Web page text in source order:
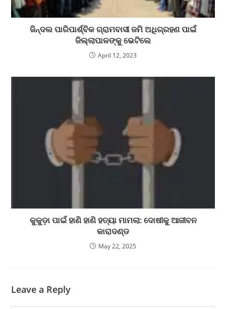
ଜିନ୍ଦଲ ପାରିପାର୍ଶ୍ବିକ ଗ୍ରାମବାସୀ ଜମି ଅଧିଗ୍ରହଣ ପାଇଁ
ଜିଲ୍ଲାପାଳଙ୍କୁ ଭେଟିଲେ
April 12, 2023
କୁକୁଡ଼ା ପାଇଁ ହାଣି ହାଣି ହତ୍ୟା ମାମଲା: ଦୋଷୀକୁ ଆଜୀବନ
କାରାଦଣ୍ଡ
May 22, 2025
Leave a Reply